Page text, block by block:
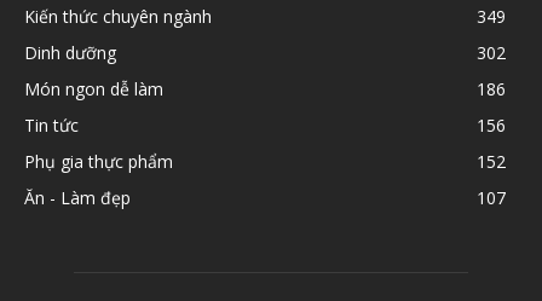
Kiến thức chuyên ngành
349
Dinh dưỡng
302
Món ngon dễ làm
186
Tin tức
156
Phụ gia thực phẩm
152
Ăn - Làm đẹp
107